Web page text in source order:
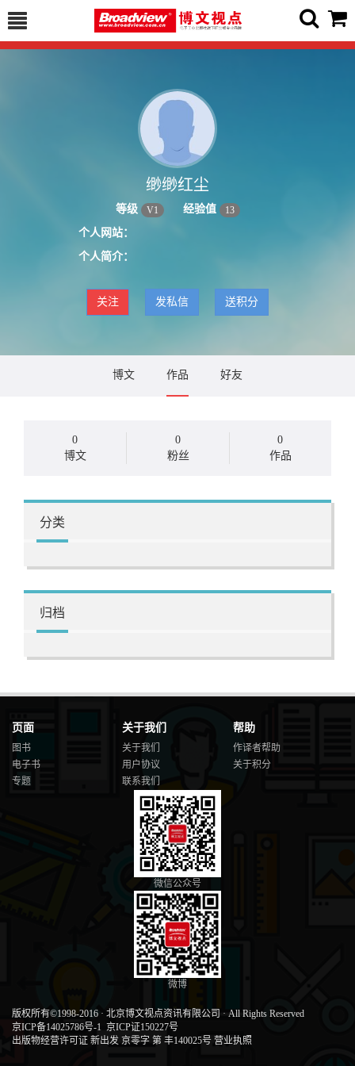
缈缈红尘
等级 V1 经验值 13
个人网站：
个人简介：
关注 发私信 送积分
博文 作品 好友
0
博文
0
粉丝
0
作品
分类
归档
页面
图书
电子书
专题
关于我们
关于我们
用户协议
联系我们
帮助
作译者帮助
关于积分
微信公众号
微博
版权所有©1998-2016 · 北京博文视点资讯有限公司 · All Rights Reserved
京ICP备14025786号-1 京ICP证150227号
出版物经营许可证 新出发 京零字 第 丰140025号 营业执照